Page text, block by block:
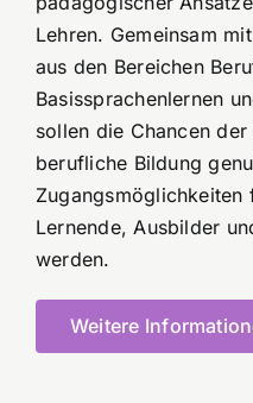
Lehren. Gemeinsam
aus den Bereichen
Basissprachenlernen
sollen die Chancen
berufliche Bildung
Lernende, Ausbilder
werden.
Weitere